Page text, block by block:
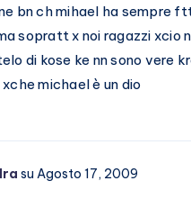
bn ch mihael ha sempre
sopratt x noi ragazzi xcio
di kose ke nn sono vere
michael è un dio
su Agosto 17, 2009